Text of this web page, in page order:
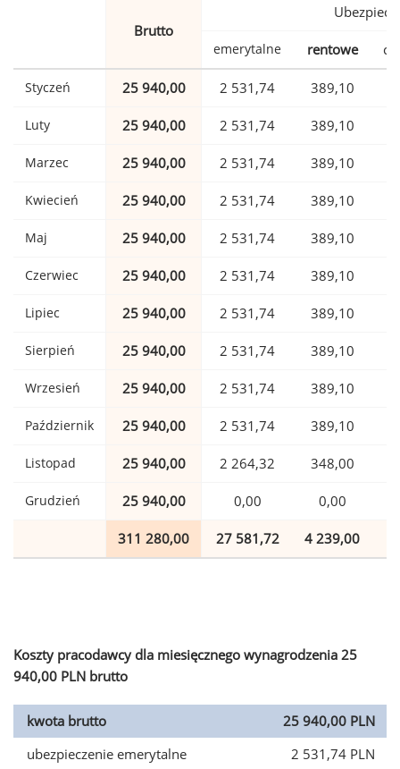
Brutto
emerytalne rentowe
Styczeń 25 940,00 2 531,74 389,10
Luty 25 940,00 2 531,74 389,10
Marzec 25 940,00 2 531,74 389,10
Kwiecień 25 940,00 2 531,74 389,10
Maj 25 940,00 2 531,74 389,10
Czerwiec 25 940,00 2 531,74 389,10
Lipiec 25 940,00 2 531,74 389,10
Sierpień 25 940,00 2 531,74 389,10
Wrzesień 25 940,00 2 531,74 389,10
Październik 25 940,00 2 531,74 389,10
Listopad 25 940,00 2 264,32 348,00
Grudzień 25 940,00 0,00 0,00
311 280,00 27 581,72 4 239,00
Koszty pracodawcy dla miesięcznego wynagrodzenia 25
940,00 PLN brutto
kwota brutto
25 940,00 PLN
ubezpieczenie emerytalne
2 531,74 PLN